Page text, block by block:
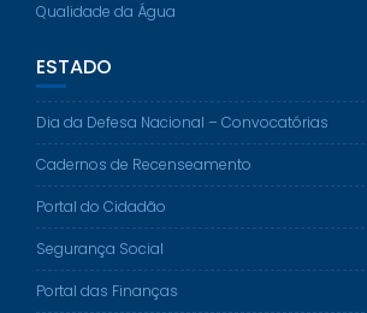
Qualidade da Água
ESTADO
Dia da Defesa Nacional – Convocatórias
Cadernos de Recenseamento
Portal do Cidadão
Segurança Social
Portal das Finanças